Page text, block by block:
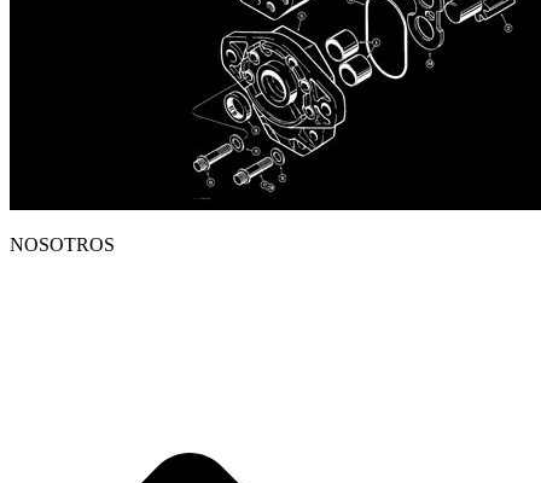
NOSOTROS